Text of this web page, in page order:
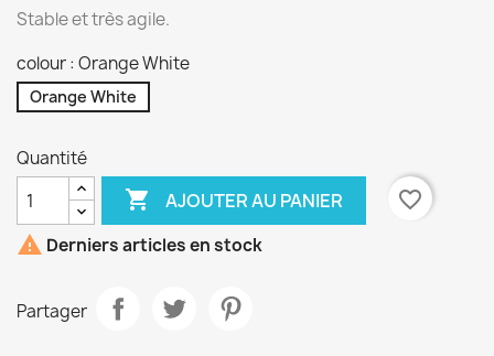
Stable et très agile.
colour : Orange White
Orange White
Quantité
 AJOUTER AU PANIER
favorite_border
 Derniers articles en stock
Partager